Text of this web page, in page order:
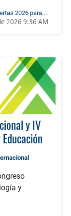
2026 para el
NO Licenciados!
2026 9:36 AM
y IV
y